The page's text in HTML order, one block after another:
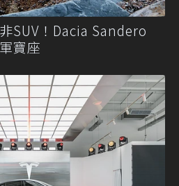
SUV！Dacia Sandero
寶座